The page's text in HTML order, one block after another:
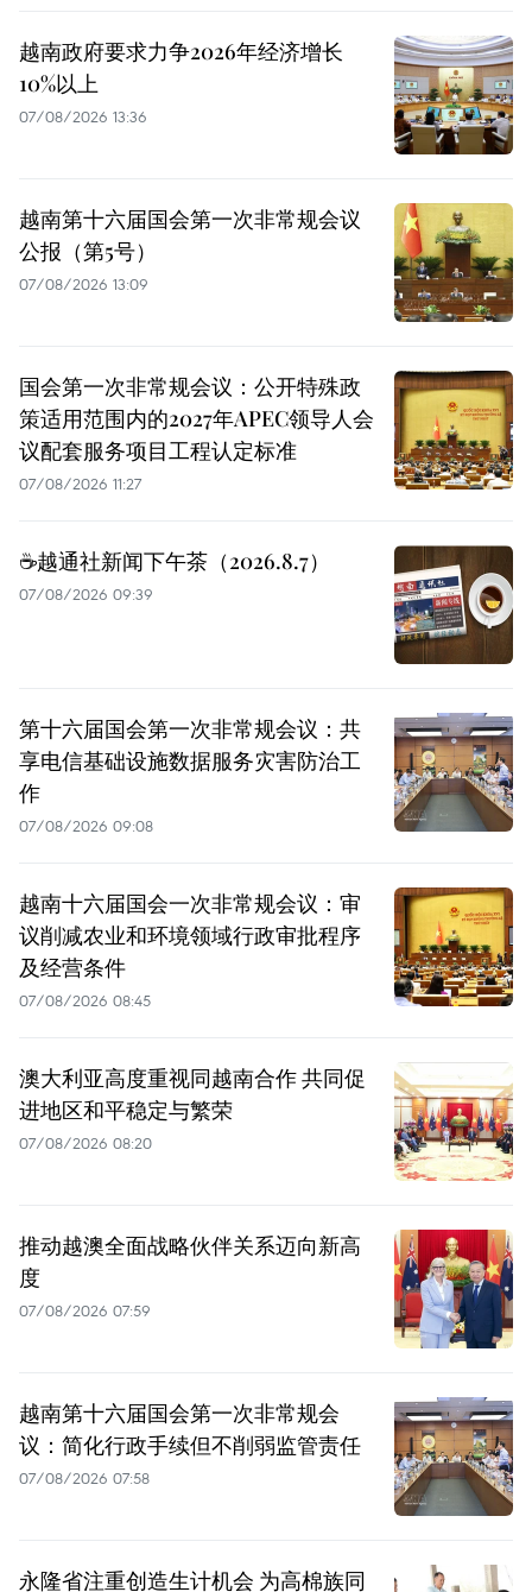
越南政府要求力争2026年经济增长
10%以上
07/08/2026 13:36
越南第十六届国会第一次非常规会议
公报（第5号）
07/08/2026 13:09
国会第一次非常规会议：公开特殊政
策适用范围内的2027年APEC领导人会
议配套服务项目工程认定标准
07/08/2026 11:27
☕️越通社新闻下午茶（2026.8.7）
07/08/2026 09:39
第十六届国会第一次非常规会议：共
享电信基础设施数据服务灾害防治工
作
07/08/2026 09:08
越南十六届国会一次非常规会议：审
议削减农业和环境领域行政审批程序
及经营条件
07/08/2026 08:45
澳大利亚高度重视同越南合作 共同促
进地区和平稳定与繁荣
07/08/2026 08:20
推动越澳全面战略伙伴关系迈向新高
度
07/08/2026 07:59
越南第十六届国会第一次非常规会
议：简化行政手续但不削弱监管责任
07/08/2026 07:58
永隆省注重创造生计机会 为高棉族同